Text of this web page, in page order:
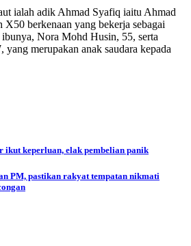
ialah adik Ahmad Syafiq iaitu Ahmad
berkenaan yang bekerja sebagai
Nora Mohd Husin, 55, serta
merupakan anak saudara kepada
keperluan, elak pembelian panik
PM, pastikan rakyat tempatan nikmati